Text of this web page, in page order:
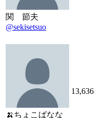
関 節夫
@sekisetsuo
🍌ちょこばなな
13,636